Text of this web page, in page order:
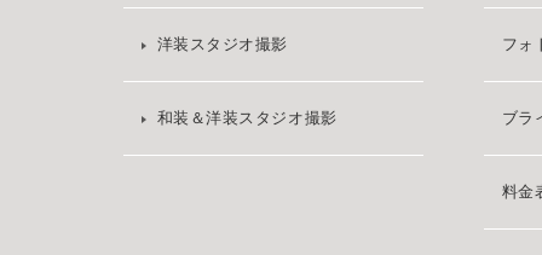
洋装スタジオ撮影
和装＆洋装スタジオ撮影
フォ
ブラ
料金